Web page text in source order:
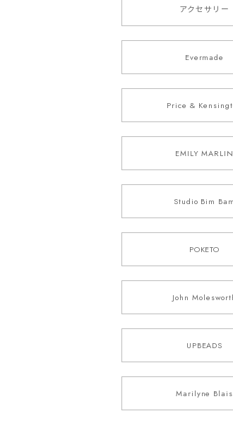
アクセサリー
Evermade
Price &
EMILY MARLIN
Studio Bim Bam
POKETO
John
UPBEADS
Marilyne Blais